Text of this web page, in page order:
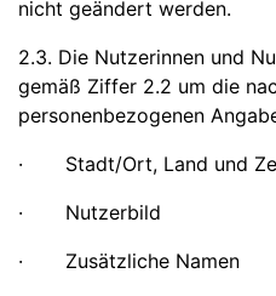
nicht geändert werden.
2.3. Die Nutzerinnen und
gemäß Ziffer 2.2 um die
personenbezogenen
· Stadt/Ort, Land und
· Nutzerbild
· Zusätzliche Namen